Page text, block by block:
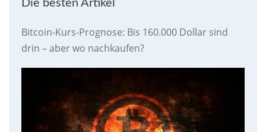
Die besten Artikel
Bitcoin-Kurs-Prognose: Bis 160.000 Dollar sind
drin – aber wo nachkaufen?